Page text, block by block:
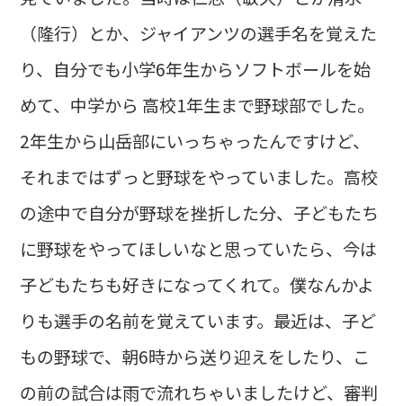
（隆行）とか、ジャイアンツの選手名を覚えた
り、自分でも小学6年生からソフトボールを始
めて、中学から 高校1年生まで野球部でした。
2年生から山岳部にいっちゃったんですけど、
それまではずっと野球をやっていました。高校
の途中で自分が野球を挫折した分、子どもたち
に野球をやってほしいなと思っていたら、今は
子どもたちも好きになってくれて。僕なんかよ
りも選手の名前を覚えています。最近は、子ど
もの野球で、朝6時から送り迎えをしたり、こ
の前の試合は雨で流れちゃいましたけど、審判